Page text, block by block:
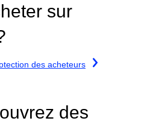
sur
des acheteurs
des